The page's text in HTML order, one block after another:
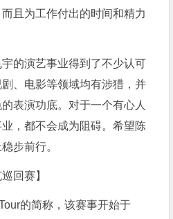
且为工作付出的时间和精力
的演艺事业得到了不少认可
、电影等领域均有涉猎，并
表演功底。对于一个有心人
，都不会成为阻碍。希望陈
步前行。
回赛】
的简称，该赛事开始于